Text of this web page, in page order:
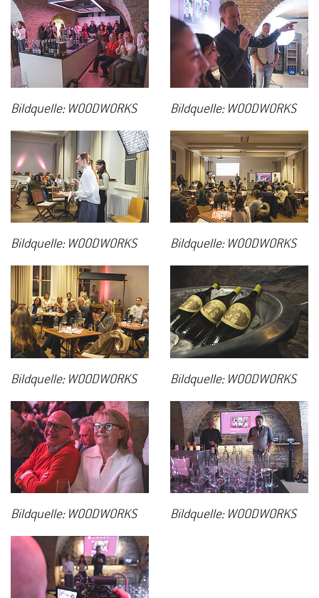
Bildquelle: WOODWORKS Bildquelle: WOODWORKS
Bildquelle: WOODWORKS Bildquelle: WOODWORKS
Bildquelle: WOODWORKS Bildquelle: WOODWORKS
Bildquelle: WOODWORKS Bildquelle: WOODWORKS